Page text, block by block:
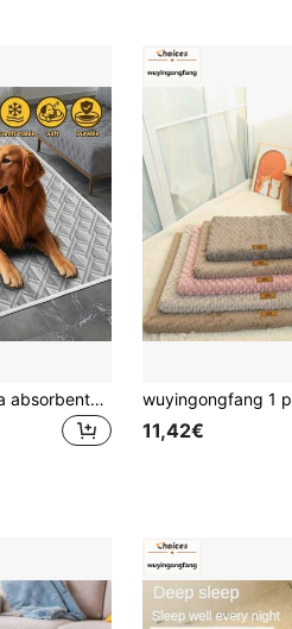
1 pieza Almohadilla absorbente de poliéster a prueba de humedad para mascotas del hogar, almohadilla para orina de perro para todas las estaciones, almohadilla refrescante extra grande para mascotas adecuada para gatos y perros
11,42€